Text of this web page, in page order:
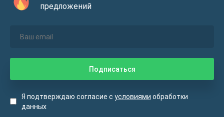
предложений
Я подтверждаю согласие с условиями обработки
данных